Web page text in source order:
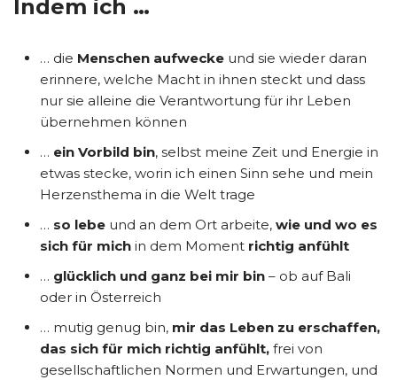
Indem ich …
… die Menschen aufwecke und sie wieder daran
erinnere, welche Macht in ihnen steckt und dass
nur sie alleine die Verantwortung für ihr Leben
übernehmen können
… ein Vorbild bin, selbst meine Zeit und Energie in
etwas stecke, worin ich einen Sinn sehe und mein
Herzensthema in die Welt trage
… so lebe und an dem Ort arbeite, wie und wo es
sich für mich in dem Moment richtig anfühlt
… glücklich und ganz bei mir bin – ob auf Bali
oder in Österreich
… mutig genug bin, mir das Leben zu erschaffen,
das sich für mich richtig anfühlt, frei von
gesellschaftlichen Normen und Erwartungen, und